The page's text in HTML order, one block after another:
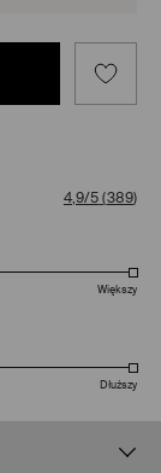
4,9/5(389)
Większy
Dłuższy